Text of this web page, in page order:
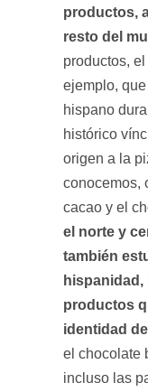
productos,
resto del
productos,
ejemplo,
hispano
histórico
origen a la
conocemos,
cacao y el
el norte y
también
productos
identidad
el chocolate
incluso las